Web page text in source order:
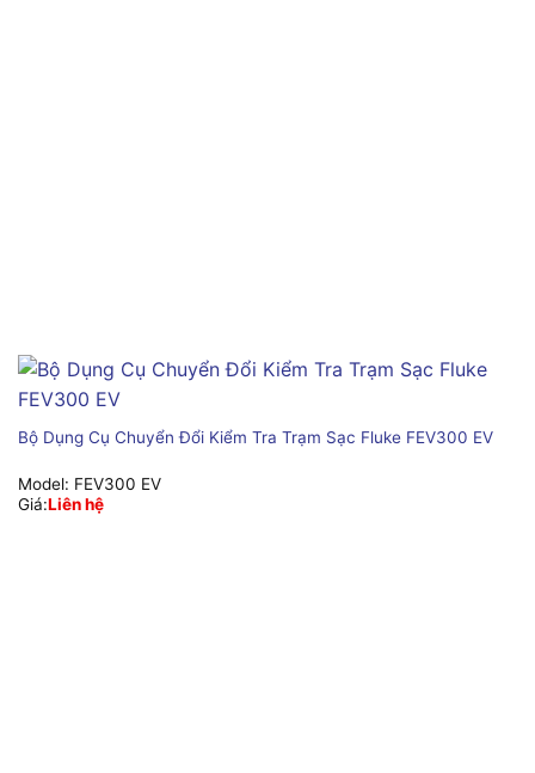
Bộ Dụng Cụ Chuyển Đổi Kiểm Tra Trạm Sạc Fluke FEV300 EV
Model: FEV300 EV
Giá:Liên hệ